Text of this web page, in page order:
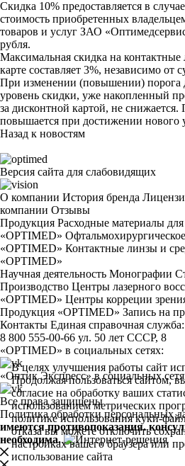
Скидка 10% предоставляется в
стоимость приобретенных
товаров и услуг ЗАО
рубля.
Максимальная скидка на
карте составляет 3%, независимо от
При изменении (повышении) порога
уровень скидки, уже накопленный
за дисконтной картой, не
повышается при достижении нового
Назад к новостям
Версия сайта для слабовидящих
О компании История бренда
компании Отзывы
Продукция Расходные материалы
«OPTIMED»
«OPTIMED» Контактные линзы и
«OPTIMED»
Научная деятельность Монографии
Производство Центры лазерного
«OPTIMED» Центры корреции
Продукция «OPTIMED» Запись на
Контакты Единая справочная служба:
8 800 555-00-66 ул. 50 лет СССР, 8
«OPTIMED» в социальных сетях:
«Оптик Экспресс» в социальных
Все права защищены
Политика обработки персональных
имеются противопоказания.
необходима.
В целях улучшения работы сайт
Продолжая пользоваться сайтом,
согласие на обработку ваших
использованием метрических
политике использования куки-
отказа вы можете отключить
настройках вашего браузера или
использование сайта